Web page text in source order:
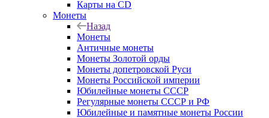
Карты на CD
Монеты
Назад
Монеты
Античные монеты
Монеты Золотой орды
Монеты допетровской Руси
Монеты Российской империи
Юбилейные монеты СССР
Регулярные монеты СССР и РФ
Юбилейные и памятные монеты России